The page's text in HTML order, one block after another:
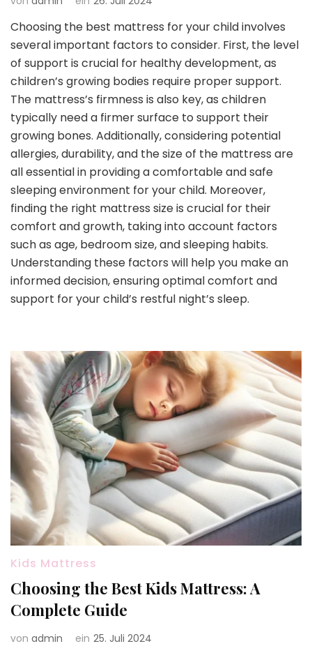
Choosing the best mattress for your child involves
several important factors to consider. First, the level
of support is crucial for healthy development, as
children’s growing bodies require proper support.
The mattress’s firmness is also key, as children
typically need a firmer surface to support their
growing bones. Additionally, considering potential
allergies, durability, and the size of the mattress are
all essential in providing a comfortable and safe
sleeping environment for your child. Moreover,
finding the right mattress size is crucial for their
comfort and growth, taking into account factors
such as age, bedroom size, and sleeping habits.
Understanding these factors will help you make an
informed decision, ensuring optimal comfort and
support for your child’s restful night’s sleep.
Kids Mattress
Choosing the Best Kids Mattress: A
Complete Guide
von admin ein 25. Juli 2024